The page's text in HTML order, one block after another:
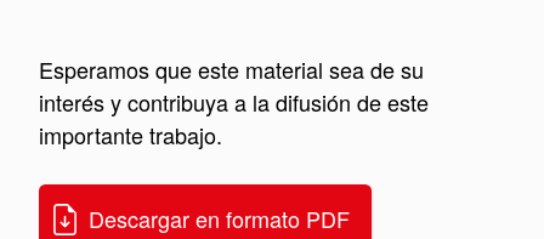
Esperamos que este material sea de su
interés y contribuya a la difusión de este
importante trabajo.
Descargar en formato PDF